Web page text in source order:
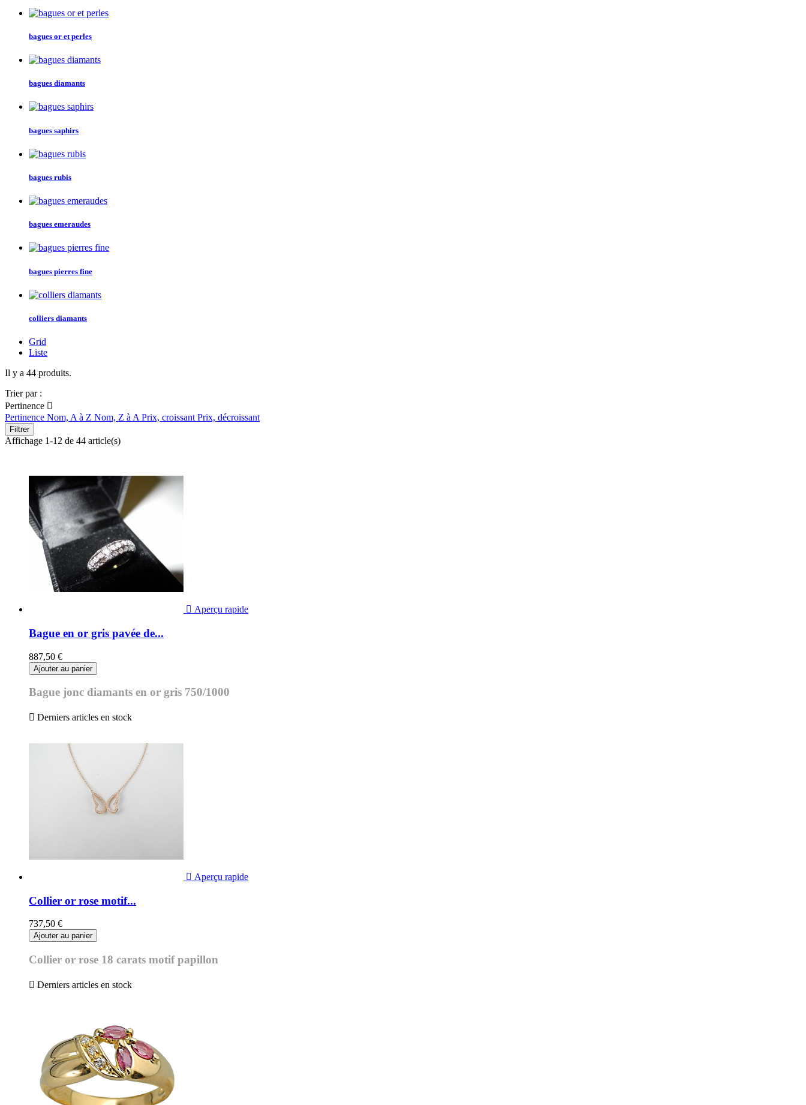
bagues or et perles
bagues diamants
bagues saphirs
bagues rubis
bagues emeraudes
bagues pierres fine
colliers diamants
Grid
Liste
Il y a 44 produits.
Trier par :
Pertinence 
Pertinence Nom, A à Z Nom, Z à A Prix, croissant Prix, décroissant
Filtrer
Affichage 1-12 de 44 article(s)
 Aperçu rapide
Bague en or gris pavée de...
887,50 €
Ajouter au panier
Bague jonc diamants en or gris 750/1000
 Derniers articles en stock
 Aperçu rapide
Collier or rose motif...
737,50 €
Ajouter au panier
Collier or rose 18 carats motif papillon
 Derniers articles en stock